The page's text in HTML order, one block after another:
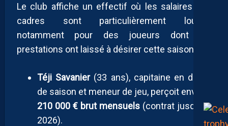
Le club affiche un effectif où les salaires des
cadres sont particulièrement lourds,
notamment pour des joueurs dont les
prestations ont laissé à désirer cette saison.
Téji Savanier(33 ans), capitaine en début
de saison et meneur de jeu, perçoit environ
210 000 € brut mensuels (contrat jusqu’en
2026).